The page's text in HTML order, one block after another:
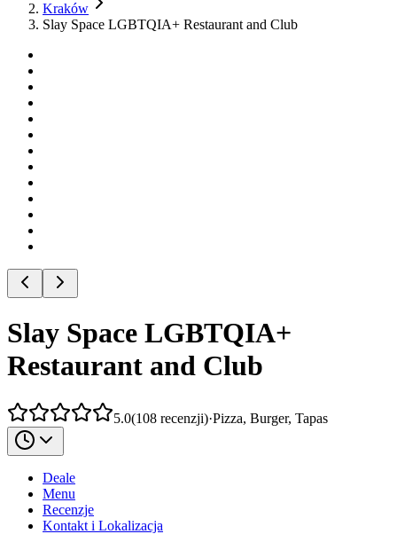
Kraków
Slay Space LGBTQIA+ Restaurant and Club
Slay Space LGBTQIA+
Restaurant and Club
5.0(108 recenzji)·Pizza, Burger, Tapas
Deale
Menu
Recenzje
Kontakt i Lokalizacja